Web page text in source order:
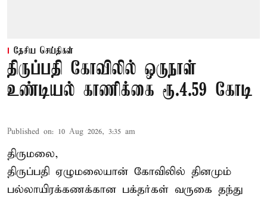
தேசிய செய்திகள்
திருப்பதி கோவிலில் ஒருநாள்
உண்டியல் காணிக்கை ரூ.4.59 கோடி
Published on: 10 Aug 2026, 3:35 am
திருமலை,
திருப்பதி ஏழுமலையான் கோவிலில் தினமும்
பல்லாயிரக்கணக்கான பக்தர்கள் வருகை தந்து